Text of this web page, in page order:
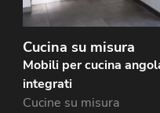
Cucina su misura
Mobili per cucina
integrati
Cucine su misura